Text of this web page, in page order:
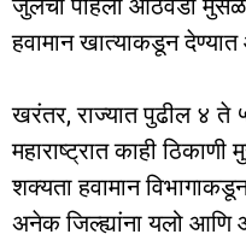
जुलैचा पहिला आठवडा
हवामान खात्याकडून
खरंतर, राज्यात पुढील ४
महाराष्ट्रात काही
शक्यता हवामान
अनेक जिल्ह्यांना यलो